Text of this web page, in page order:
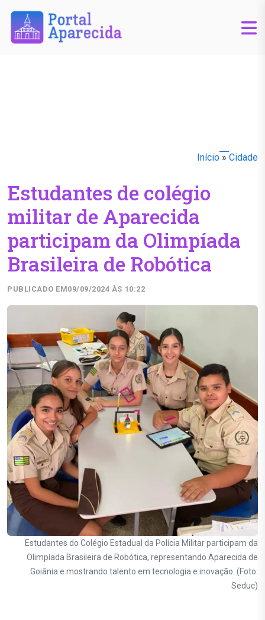
Início » Cidade
Estudantes de colégio
militar de Aparecida
participam da Olimpíada
Brasileira de Robótica
PUBLICADO EM09/09/2024 ÀS 10:22
Estudantes do Colégio Estadual da Polícia Militar participam da
Olimpíada Brasileira de Robótica, representando Aparecida de
Goiânia e mostrando talento em tecnologia e inovação. (Foto:
Seduc)